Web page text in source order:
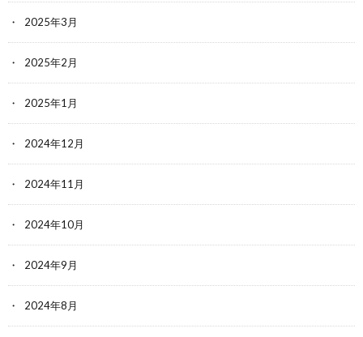
2025年3月
2025年2月
2025年1月
2024年12月
2024年11月
2024年10月
2024年9月
2024年8月